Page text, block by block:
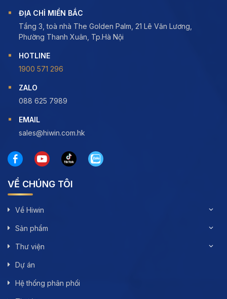
ĐỊA CHỈ MIỀN BẮC
Tầng 3, toà nhà The Golden Palm, 21 Lê Văn Lương,
Phường Thanh Xuân, Tp.Hà Nội
HOTLINE
1900 571 296
ZALO
088 625 7989
EMAIL
sales@hiwin.com.hk
VỀ CHÚNG TÔI
Về Hiwin
Sản phẩm
Thư viện
Dự án
Hệ thống phân phối